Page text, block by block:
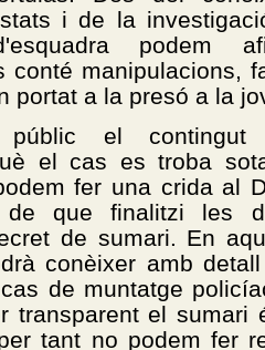
i de la
podem
conté manipulacions,
portat a la presó a la
el contingut
el cas es troba
fer una crida al
que finalitzi les
de sumari. En
conèixer amb
de muntatge
transparent el sumari
tant no podem fer